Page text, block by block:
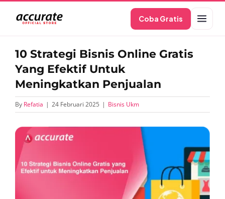
content
Coba Gratis
10 Strategi Bisnis Online Gratis
Yang Efektif Untuk
Meningkatkan Penjualan
By Refatia | 24 Februari 2025 | Bisnis Ukm
View
Larger
Image